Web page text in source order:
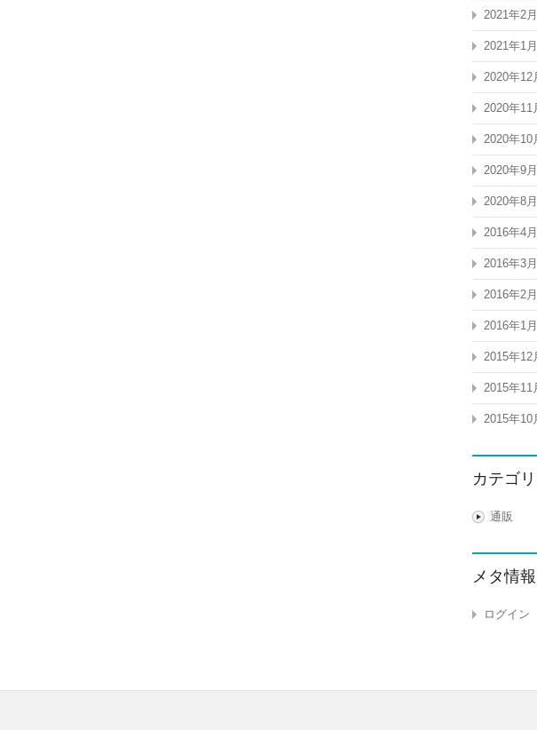
2021年2月
2021年1月
2020年12
2020年11
2020年10
2020年9月
2020年8月
2016年4月
2016年3月
2016年2月
2016年1月
2015年12
2015年11
2015年10
カテゴ
通販
メタ情報
ログイン